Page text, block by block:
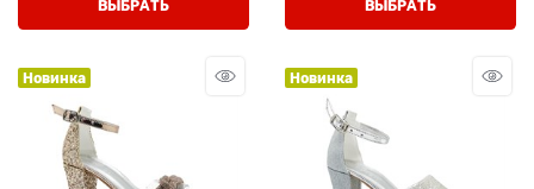
ВЫБРАТЬ ВЫБРАТЬ
Новинка Новинка